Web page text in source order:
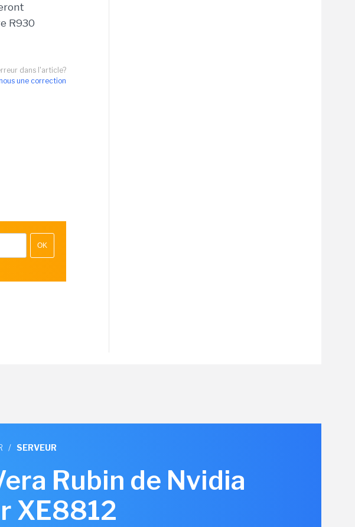
R930
dans l'article?
une correction
OK
/ SERVEUR
Rubin de Nvidia
XE8812